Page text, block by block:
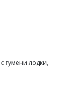
гумени лодки,